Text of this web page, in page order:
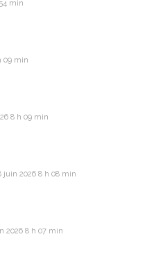
min
09 min
8 h 09 min
juin 2026 8 h 08 min
2026 8 h 07 min